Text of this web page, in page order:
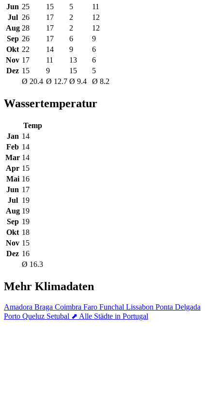
Jun 25 15 5
11
Jul 26 17 2
12
Aug 28 17 2
12
Sep 26 17 6
9
Okt 22 14 9
6
Nov 17 11 13
6
Dez 15 9 15
5
Ø 20.4 Ø 12.7 Ø 9.4 Ø 8.2
Wassertemperatur
Temp
Jan 14
Feb 14
Mar 14
Apr 15
Mai 16
Jun 17
Jul 19
Aug 19
Sep 19
Okt 18
Nov 15
Dez 16
Ø 16.3
Mehr Klimadaten
Amadora Braga Coimbra Faro Funchal Lissabon Ponta Delgada
Porto Queluz Setubal ⬈ Alle Städte in Portugal